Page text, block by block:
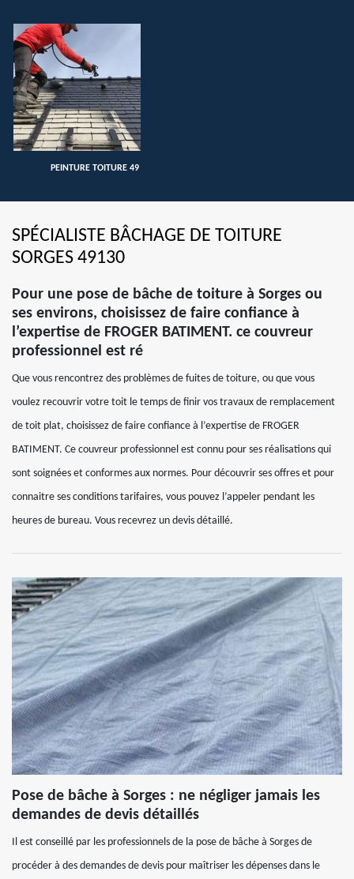
PEINTURE TOITURE 49
SPÉCIALISTE BÂCHAGE DE TOITURE
SORGES 49130
Pour une pose de bâche de toiture à Sorges ou
ses environs, choisissez de faire confiance à
l’expertise de FROGER BATIMENT. ce couvreur
professionnel est ré
Que vous rencontrez des problèmes de fuites de toiture, ou que vous
voulez recouvrir votre toit le temps de finir vos travaux de remplacement
de toit plat, choisissez de faire confiance à l’expertise de FROGER
BATIMENT. Ce couvreur professionnel est connu pour ses réalisations qui
sont soignées et conformes aux normes. Pour découvrir ses offres et pour
connaitre ses conditions tarifaires, vous pouvez l’appeler pendant les
heures de bureau. Vous recevrez un devis détaillé.
Pose de bâche à Sorges : ne négliger jamais les
demandes de devis détaillés
Il est conseillé par les professionnels de la pose de bâche à Sorges de
procéder à des demandes de devis pour maîtriser les dépenses dans le